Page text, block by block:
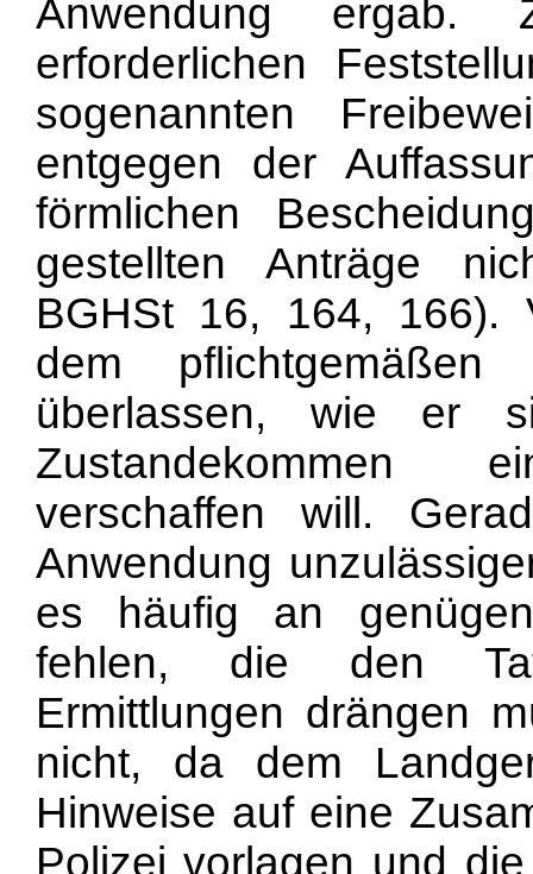
Anwendung
erforderlichen
sogenannten
entgegen der
förmlichen
gestellten Anträge
BGHSt 16, 164, 166).
dem
überlassen, wie er
Zustandekommen
verschaffen will.
Anwendung
es häufig an
fehlen,
die den
Ermittlungen drängen
nicht, da dem
Hinweise auf eine
Polizei vorlagen und